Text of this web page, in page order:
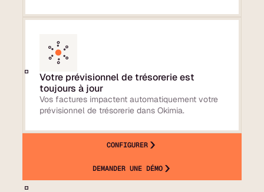
Votre prévisionnel de trésorerie est
toujours à jour
Vos factures impactent automatiquement votre
prévisionnel de trésorerie dans Okimia.
CONFIGURER
DEMANDER UNE DÉMO